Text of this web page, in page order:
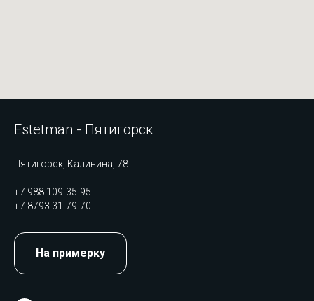
Estetman - Пятигорск
Пятигорск, Калинина, 78
+7 988 109-35-95
+7 8793 31-79-70
На примерку